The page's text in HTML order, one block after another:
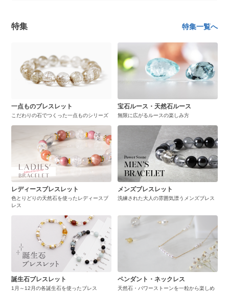
特集 特集一覧へ
一点ものブレスレット
こだわりの石でつくった一点ものシリーズ
宝石ルース・天然石ルース
無限に広がるルースの楽しみ方
レディースブレスレット
色とりどりの天然石を使ったレディースブ
レス
メンズブレスレット
洗練された大人の雰囲気漂うメンズブレス
誕生石ブレスレット
1月～12月の各誕生石を使ったブレス
ペンダント・ネックレス
天然石・パワーストーンを一粒から楽しめ